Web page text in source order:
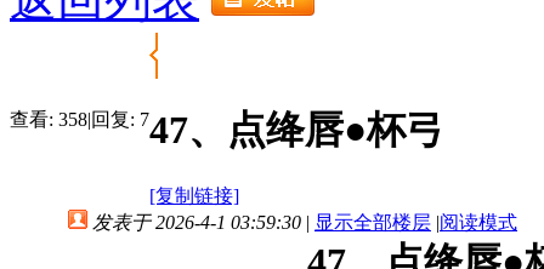
查看: 358|回复: 747、点绛唇●杯弓
[复制链接]
发表于 2026-4-1 03:59:30 | 显示全部楼层 |阅读模式